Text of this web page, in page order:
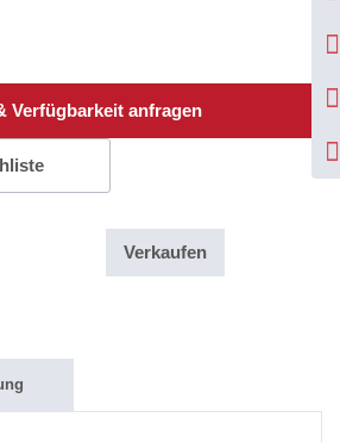
Verfügbarkeit anfragen
Singapur Lion 25 Dollars 1995 Menge
Verkaufen